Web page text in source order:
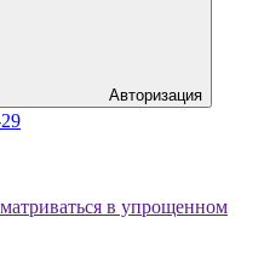
Авторизация
в упрощенном